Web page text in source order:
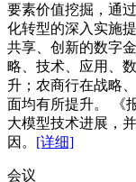
要素价值挖掘，通
化转型的深入实施
共享、创新的数字
略、技术、应用、
升；农商行在战略
面均有所提升。 《
大模型技术进展，
因。 [详细]
会议